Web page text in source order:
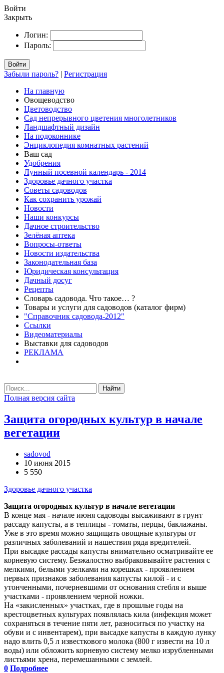
Войти
Закрыть
Логин:
Пароль:
Войти
Забыли пароль? | Регистрация
На главную
Овощеводство
Цветоводство
Сад непрерывного цветения многолетников
Ландшафтный дизайн
На подоконнике
Энциклопедия комнатных растений
Ваш сад
Удобрения
Лунный посевной календарь - 2014
Здоровье дачного участка
Советы садоводов
Как сохранить урожай
Новости
Наши конкурсы
Дачное строительство
Зелёная аптека
Вопросы-ответы
Новости издательства
Законодательная база
Юридическая консультация
Дачный досуг
Рецепты
Словарь садовода. Что такое… ?
Товары и услуги для садоводов (каталог фирм)
"Справочник садовода-2012"
Ссылки
Видеоматериалы
Выставки для садоводов
РЕКЛАМА
Найти
Полная версия сайта
Защита огородных культур в начале
вегетации
sadovod
10 июня 2015
5 550
Здоровье дачного участка
Защита огородных культур в начале вегетации
В конце мая - начале июня садоводы высаживают в грунт
рассаду капусты, а в теплицы - томаты, перцы, баклажаны.
Уже в это время можно защищать овощные культуры от
различных заболеваний и нашествия ряда вредителей.
При высадке рассады капусты внимательно осматривайте ее
корневую систему. Безжалостно выбраковывайте растения с
мелкими, белыми узелками на корешках - проявлением
первых признаков заболевания капусты килой - и с
утонченными, почерневшими от основания стебля и выше
участками - проявлением черной ножки.
На «закисленных» участках, где в прошлые годы на
крестоцветных культурах появлялась кила (инфекция может
сохраняться в течение пяти лет, разноситься по участку на
обуви и с инвентарем), при высадке капусты в каждую лунку
надо влить 0,5 л известкового молока (800 г извести на 10 л
воды) или обложить корневую систему мелко изрубленными
листьями хрена, перемешанными с землей.
0 Подробнее